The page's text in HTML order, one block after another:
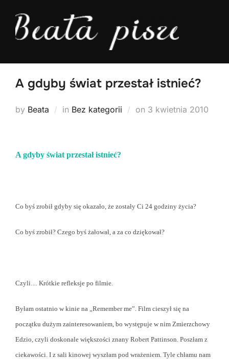
content
A gdyby świat przestał istnieć?
by Beata in Bez kategorii on Posted
3 kwietnia 2010
A gdyby świat przestał istnieć?
Co byś zrobił gdyby się okazało, że zostały Ci 24 godziny życia?
Co byś zrobił? Czego byś żałował, a za co dziękował?
Czyli… Krótkie refleksje po filmie.
Byłam ostatnio w kinie na „Remember me”. Film cieszył się na
początku dużym zainteresowaniem, bo występuje w nim Zmierzchowy
Edzio, czyli doskonale większości znany Robert Pattinson. Poszłam z
ciekawości. I z sali kinowej wyszłam pod wrażeniem. Tyle chłamu nam